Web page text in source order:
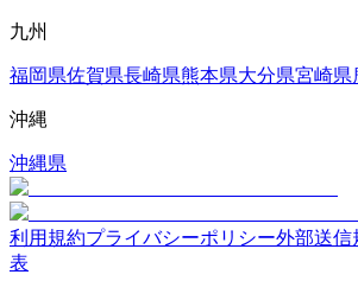
九州
福岡県佐賀県長崎県熊本県大分県宮崎県
沖縄
沖縄県
利用規約プライバシーポリシー外部送信
表